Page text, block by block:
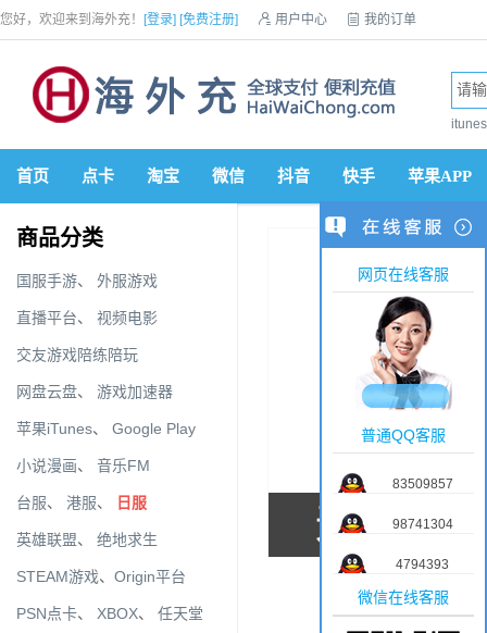
您好，欢迎来到海外充！ [登录] [免费注册]  用户中心  我的订单
首页 点卡 淘宝 微信 抖音 快手 苹果APP
商品分类
国服手游、 外服游戏
直播平台、 视频电影
交友游戏陪练陪玩
网盘云盘、 游戏加速器
苹果iTunes、 Google Play
小说漫画、 音乐FM
台服、 港服、 日服
英雄联盟、 绝地求生
STEAM游戏、 Origin平台
PSN点卡、 XBOX、 任天堂
网页在线客服
普通QQ客服
83509857
98741304
4794393
微信在线客服